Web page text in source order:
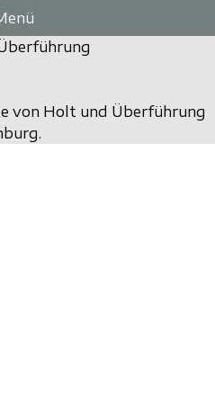
von Holt und Überführung